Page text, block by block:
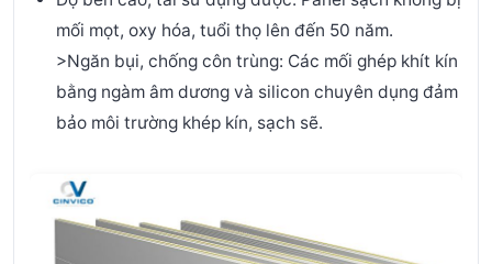
mối mọt, oxy hóa, tuổi thọ lên đến 50 năm.
>Ngăn bụi, chống côn trùng: Các mối ghép khít kín
bằng ngàm âm dương và silicon chuyên dụng đảm
bảo môi trường khép kín, sạch sẽ.